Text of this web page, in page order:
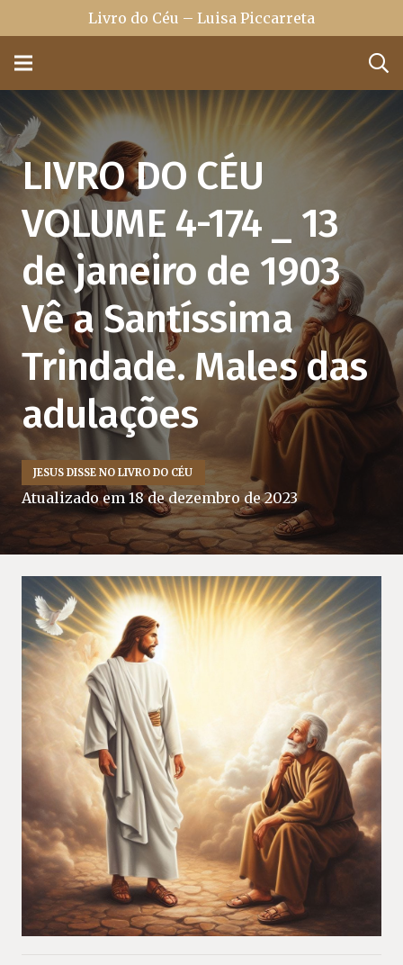
Livro do Céu – Luisa Piccarreta
LIVRO DO CÉU
VOLUME 4-174 _ 13
de janeiro de 1903
Vê a Santíssima
Trindade. Males das
adulações
JESUS DISSE NO LIVRO DO CÉU
Atualizado em18 de dezembro de 2023